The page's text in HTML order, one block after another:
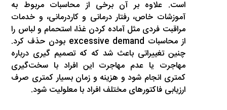
است. علاوه بر آن برخی از محاسبات مربوط به
آموزشات خاص، رفتار درمانی و کاردرمانی، و خدمات
مراقبت فردی مثل آماده کردن غذا، استحمام و لباس را
از محاسبات excessive demand بودن حذف کرد.
چنین تغییراتی باعث شد که که تصمیم گیری درباره
مهاجرت یا عدم مهاجرت این افراد با سخت‌گیری
کمتری انجام شود و هزینه و زمان بسیار کمتری صرف
ارزیابی فاکتورهای مختلف افراد با معلولیت شود.